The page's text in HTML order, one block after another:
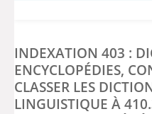
INDEXATION 403 :
ENCYCLOPÉDIES,
CLASSER LES
LINGUISTIQUE À